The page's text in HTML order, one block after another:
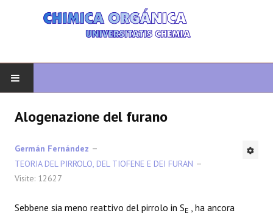
ORGANICA AVANZATA
Alogenazione del furano
Germán Fernández
TEORIA DEL PIRROLO, DEL TIOFENE E DEI FURAN
Visite: 12627
Sebbene sia meno reattivo del pirrolo in SE , ha ancora